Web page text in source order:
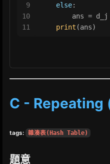
9
10
11
else:
ans =
print (ans)
C - Repeating
tags: 雜湊表(Hash Table)
題意